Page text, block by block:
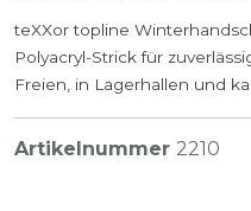
teXXor topline
Polyacryl-Strick für
Freien, in Lagerhallen und
Artikelnummer 2210